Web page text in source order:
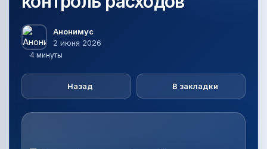
Анонимус
2 июня 2026
4 минуты
Назад В закладки